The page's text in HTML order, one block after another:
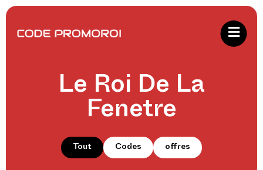
Le Roi De La
Fenetre
Tout Codes offres